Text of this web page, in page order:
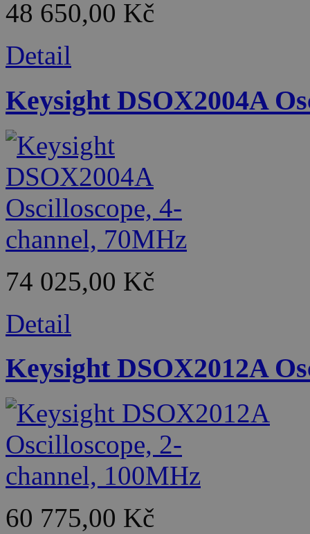
48 650,00 Kč
Detail
Keysight DSOX2004A
74 025,00 Kč
Detail
Keysight DSOX2012A
60 775,00 Kč